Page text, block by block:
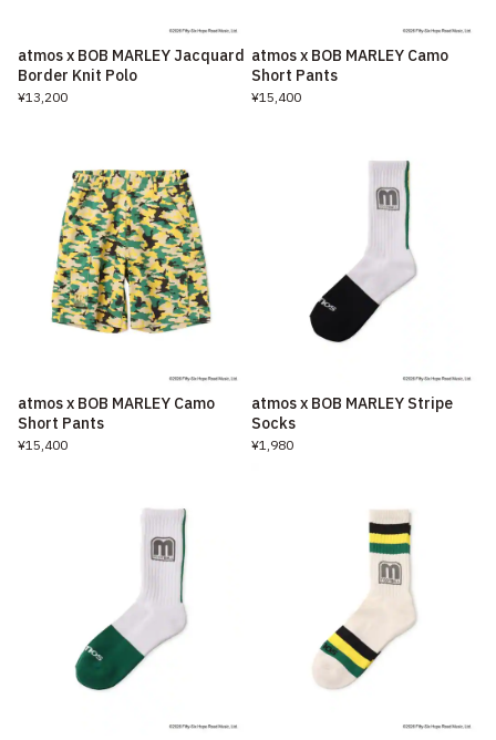
atmos x BOB MARLEY Jacquard
Border Knit Polo
¥13,200
atmos x BOB MARLEY Camo
Short Pants
¥15,400
atmos x BOB MARLEY Camo
Short Pants
¥15,400
atmos x BOB MARLEY Stripe
Socks
¥1,980